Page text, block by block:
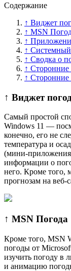
Содержание
↑ Виджет
↑ MSN
↑
↑
↑ Сводка о
↑
↑
↑ Виджет
Самый простой
Windows 11 —
конечно, его не
температура и
(мини-
информации о
него. Кроме того,
прогнозам на веб-
↑ MSN Погода
Кроме того, MSN
погоды от
изучить погоду в
и анимацию